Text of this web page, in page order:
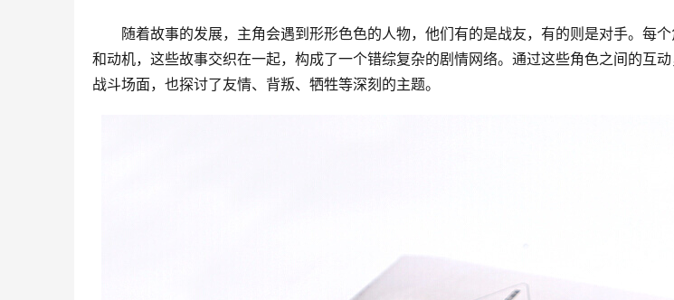
随着故事的发展，主角会遇到形形色色的人物，他们有的是战友，有的则是对手。每
和动机，这些故事交织在一起，构成了一个错综复杂的剧情网络。通过这些角色之间的互
战斗场面，也探讨了友情、背叛、牺牲等深刻的主题。